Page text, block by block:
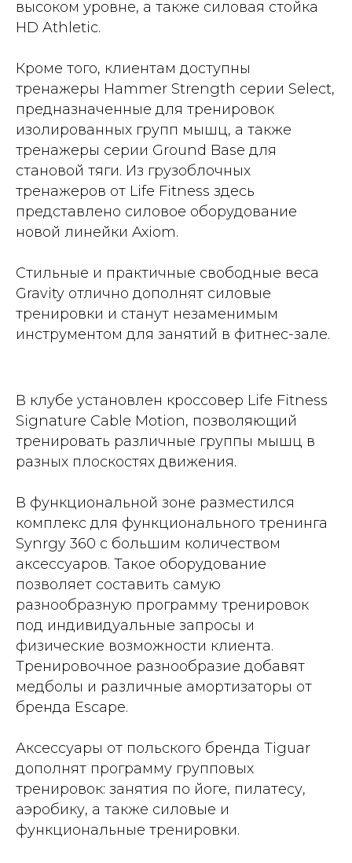
высоком уровне, а также силовая стойка
HD Athletic.
Кроме того, клиентам доступны
тренажеры Hammer Strength серии Select,
предназначенные для тренировок
изолированных групп мышц, а также
тренажеры серии Ground Base для
становой тяги. Из грузоблочных
тренажеров от Life Fitness здесь
представлено силовое оборудование
новой линейки Axiom.
Стильные и практичные свободные веса
Gravity отлично дополнят силовые
тренировки и станут незаменимым
инструментом для занятий в фитнес-зале.
В клубе установлен кроссовер Life Fitness
Signature Cable Motion, позволяющий
тренировать различные группы мышц в
разных плоскостях движения.
В функциональной зоне разместился
комплекс для функционального тренинга
Synrgy 360 с большим количеством
аксессуаров. Такое оборудование
позволяет составить самую
разнообразную программу тренировок
под индивидуальные запросы и
физические возможности клиента.
Тренировочное разнообразие добавят
медболы и различные амортизаторы от
бренда Escape.
Аксессуары от польского бренда Tiguar
дополнят программу групповых
тренировок: занятия по йоге, пилатесу,
аэробику, а также силовые и
функциональные тренировки.